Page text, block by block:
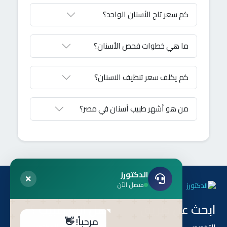
كم سعر تاج الأسنان الواحد؟
ما هي خطوات فحص الأسنان؟
كم يكلف سعر تنظيف الاسنان؟
من هو أشهر طبيب أسنان في مصر؟
ابحث عن طريق هل أنت طبيب ؟
الدكتورز
متصل الآن
مرحباً! 👋